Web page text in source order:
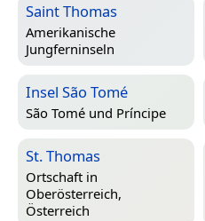
Saint Thomas
Amerikanische
Jungferninseln
Insel São Tomé
São Tomé und Príncipe
St. Thomas
Ortschaft in
Oberösterreich,
Österreich